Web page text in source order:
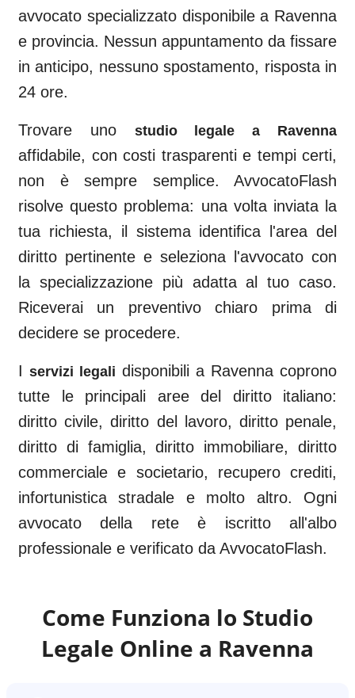
avvocato specializzato disponibile a Ravenna
e provincia. Nessun appuntamento da fissare
in anticipo, nessuno spostamento, risposta in
24 ore.
Trovare uno studio legale a Ravenna
affidabile, con costi trasparenti e tempi certi,
non è sempre semplice. AvvocatoFlash
risolve questo problema: una volta inviata la
tua richiesta, il sistema identifica l'area del
diritto pertinente e seleziona l'avvocato con
la specializzazione più adatta al tuo caso.
Riceverai un preventivo chiaro prima di
decidere se procedere.
I servizi legali disponibili a Ravenna coprono
tutte le principali aree del diritto italiano:
diritto civile, diritto del lavoro, diritto penale,
diritto di famiglia, diritto immobiliare, diritto
commerciale e societario, recupero crediti,
infortunistica stradale e molto altro. Ogni
avvocato della rete è iscritto all'albo
professionale e verificato da AvvocatoFlash.
Come Funziona lo Studio
Legale Online a Ravenna